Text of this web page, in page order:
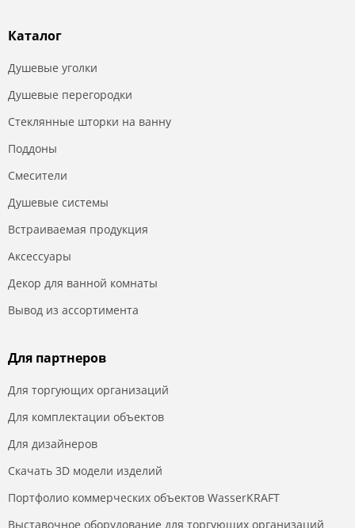
Каталог
Душевые уголки
Душевые перегородки
Стеклянные шторки на ванну
Поддоны
Смесители
Душевые системы
Встраиваемая продукция
Аксессуары
Декор для ванной комнаты
Вывод из ассортимента
Для партнеров
Для торгующих организаций
Для комплектации объектов
Для дизайнеров
Скачать 3D модели изделий
Портфолио коммерческих объектов WasserKRAFT
Выставочное оборудование для торгующих организаций